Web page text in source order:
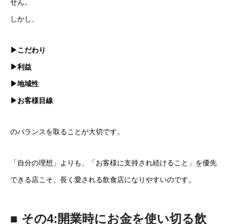
せん。
しかし、
▶こだわり
▶利益
▶地域性
▶お客様目線
のバランスを取ることが大切です。
「自分の理想」よりも、「お客様に支持され続けること」を優先
できる店こそ、長く愛される飲食店になりやすいのです。
■ その4:開業時にお金を使い切る飲